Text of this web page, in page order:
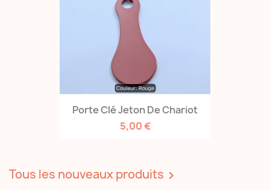
Porte Clé Jeton De Chariot
5,00 €
Tous les nouveaux produits 